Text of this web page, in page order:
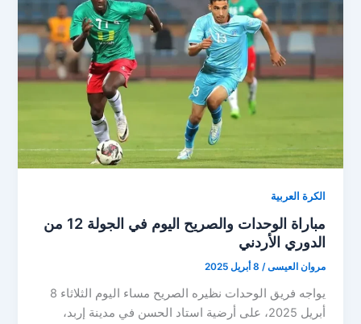
الكرة العربية
مباراة الوحدات والصريح اليوم في الجولة 12 من
الدوري الأردني
مروان العيسى/ 8 أبريل 2025
يواجه فريق الوحدات نظيره الصريح مساء اليوم الثلاثاء 8
أبريل 2025، على أرضية استاد الحسن في مدينة إربد،